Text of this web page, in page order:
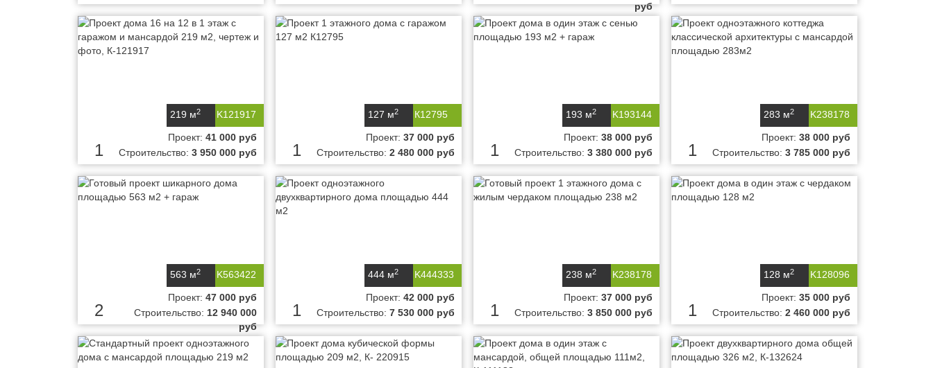
руб
K121917
219 м2
1
Проект: 41 000 руб
Строительство: 3 950 000 руб
К12795
127 м2
1
Проект: 37 000 руб
Строительство: 2 480 000 руб
K193144
193 м2
1
Проект: 38 000 руб
Строительство: 3 380 000 руб
K238178
283 м2
1
Проект: 38 000 руб
Строительство: 3 785 000 руб
K563422
563 м2
2
Проект: 47 000 руб
Строительство: 12 940 000
руб
K444333
444 м2
1
Проект: 42 000 руб
Строительство: 7 530 000 руб
K238178
238 м2
1
Проект: 37 000 руб
Строительство: 3 850 000 руб
K128096
128 м2
1
Проект: 35 000 руб
Строительство: 2 460 000 руб